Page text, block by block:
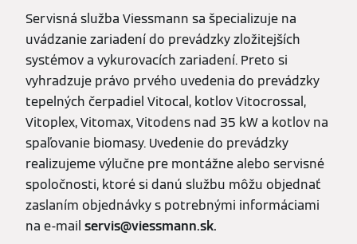
Servisná služba Viessmann sa špecializuje na
uvádzanie zariadení do prevádzky zložitejších
systémov a vykurovacích zariadení. Preto si
vyhradzuje právo prvého uvedenia do prevádzky
tepelných čerpadiel Vitocal, kotlov Vitocrossal,
Vitoplex, Vitomax, Vitodens nad 35 kW a kotlov na
spaľovanie biomasy. Uvedenie do prevádzky
realizujeme výlučne pre montážne alebo servisné
spoločnosti, ktoré si danú službu môžu objednať
zaslaním objednávky s potrebnými informáciami
na e-mail servis@viessmann.sk.